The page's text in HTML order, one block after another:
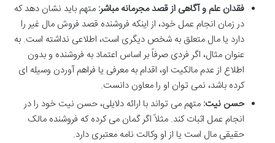
فقدان علم و آگاهی از قصد مجرمانه مباشر: متهم باید نشان دهد که
در زمان انجام عمل خود، از اینکه فروشنده قصد فروش مال غیر را
دارد یا مال متعلق به شخص دیگری است، اطلاعی نداشته است. به
عنوان مثال، اگر فردی صرفاً بر اساس اعتماد به فروشنده و بدون
اطلاع از عدم مالکیت او، اقدام به معرفی یا فراهم آوردن وسیله ای
کرده باشد، نمی توان او را معاون دانست.
حسن نیت: متهم می تواند با ارائه دلایلی، حسن نیت خود را در
انجام عمل اثبات کند. مثلاً اگر گمان می کرده که فروشنده مالک
حقیقی مال است یا از او وکالت نامه معتبری دارد.